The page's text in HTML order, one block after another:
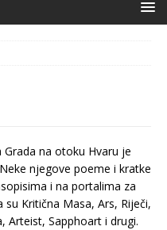
Grada na otoku Hvaru je
njegove poeme i kratke
i na portalima za
Kritična Masa, Ars, Riječi,
Arteist, Sapphoart i drugi.